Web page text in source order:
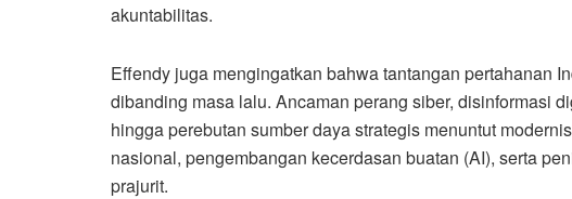
akuntabilitas.
Effendy juga mengingatkan bahwa tantangan pertahanan
dibanding masa lalu. Ancaman perang siber, disinformasi
hingga perebutan sumber daya strategis menuntut
nasional, pengembangan kecerdasan buatan (AI), serta
prajurit.